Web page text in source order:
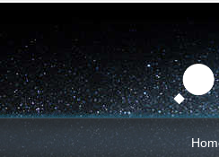
contenuti.
Salta
alla